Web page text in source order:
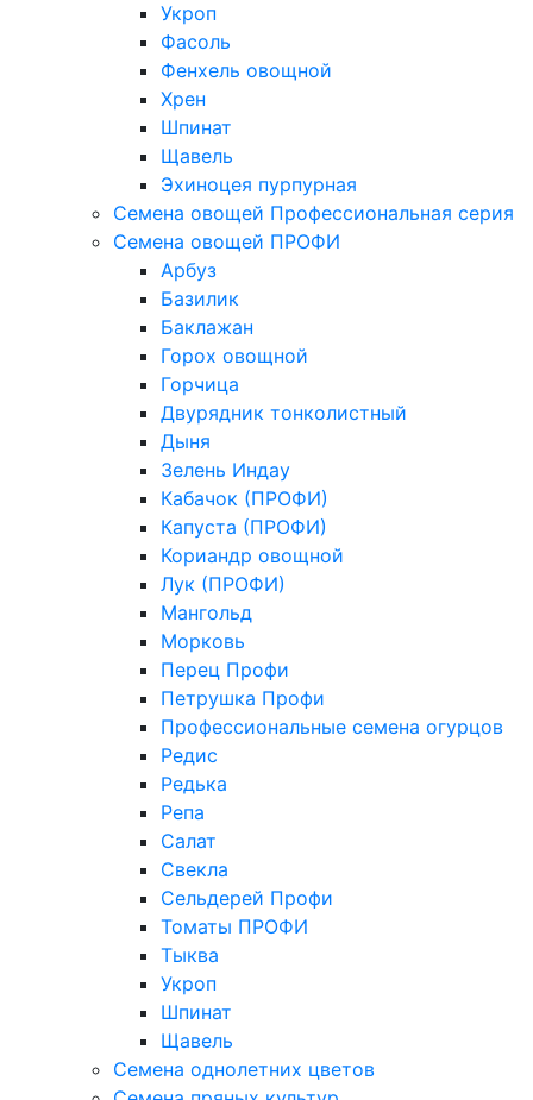
Укроп
Фасоль
Фенхель овощной
Хрен
Шпинат
Щавель
Эхиноцея пурпурная
Семена овощей Профессиональная серия
Семена овощей ПРОФИ
Арбуз
Базилик
Баклажан
Горох овощной
Горчица
Двурядник тонколистный
Дыня
Зелень Индау
Кабачок (ПРОФИ)
Капуста (ПРОФИ)
Кориандр овощной
Лук (ПРОФИ)
Мангольд
Морковь
Перец Профи
Петрушка Профи
Профессиональные семена огурцов
Редис
Редька
Репа
Салат
Свекла
Сельдерей Профи
Томаты ПРОФИ
Тыква
Укроп
Шпинат
Щавель
Семена однолетних цветов